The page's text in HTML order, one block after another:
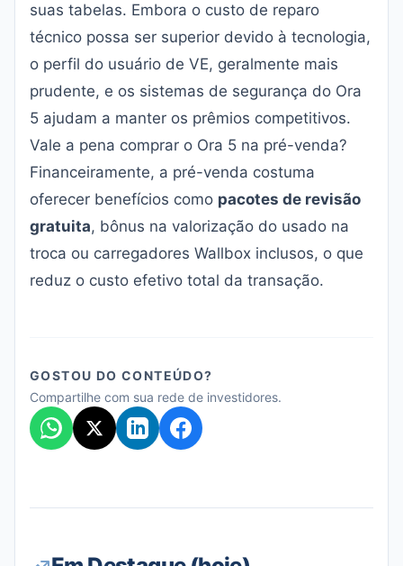
suas tabelas. Embora o custo de reparo
técnico possa ser superior devido à tecnologia,
o perfil do usuário de VE, geralmente mais
prudente, e os sistemas de segurança do Ora
5 ajudam a manter os prêmios competitivos.
Vale a pena comprar o Ora 5 na pré-venda?
Financeiramente, a pré-venda costuma
oferecer benefícios como pacotes de revisão
gratuita, bônus na valorização do usado na
troca ou carregadores Wallbox inclusos, o que
reduz o custo efetivo total da transação.
GOSTOU DO CONTEÚDO?
Compartilhe com sua rede de investidores.